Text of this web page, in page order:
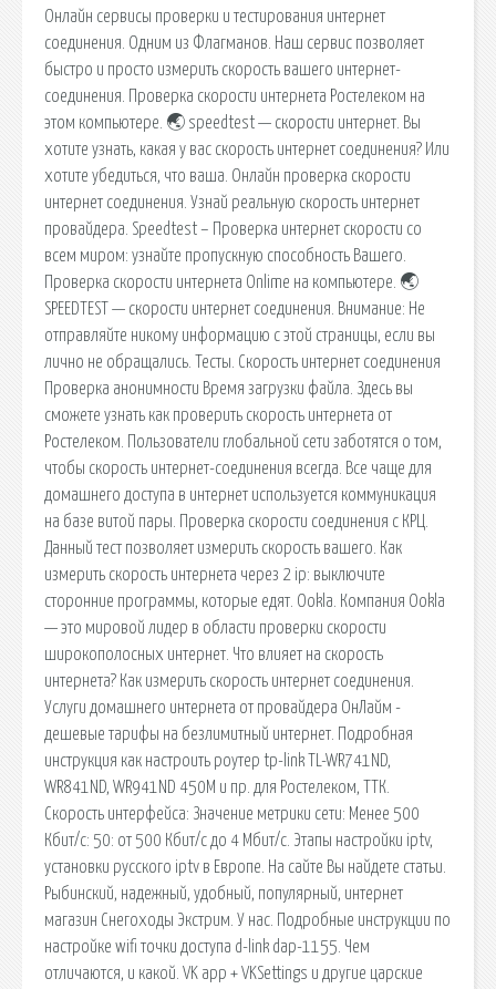
Онлайн сервисы проверки и тестирования интернет
соединения. Одним из Флагманов. Наш сервис позволяет
быстро и просто измерить скорость вашего интернет-
соединения. Проверка скорости интернета Ростелеком на
этом компьютере. 🌏 speedtest — скорости интернет. Вы
хотите узнать, какая у вас скорость интернет соединения? Или
хотите убедиться, что ваша. Онлайн проверка скорости
интернет соединения. Узнай реальную скорость интернет
провайдера. Speedtest – Проверка интернет скорости со
всем миром: узнайте пропускную способность Вашего.
Проверка скорости интернета Onlime на компьютере. 🌏
SPEEDTEST — скорости интернет соединения. Внимание: Не
отправляйте никому информацию с этой страницы, если вы
лично не обращались. Тесты. Скорость интернет соединения
Проверка анонимности Время загрузки файла. Здесь вы
сможете узнать как проверить скорость интернета от
Ростелеком. Пользователи глобальной сети заботятся о том,
чтобы скорость интернет-соединения всегда. Все чаще для
домашнего доступа в интернет используется коммуникация
на базе витой пары. Проверка скорости соединения с КРЦ.
Данный тест позволяет измерить скорость вашего. Как
измерить скорость интернета через 2 ip: выключите
сторонние программы, которые едят. Ookla. Компания Ookla
— это мировой лидер в области проверки скорости
широкополосных интернет. Что влияет на скорость
интернета? Как измерить скорость интернет соединения.
Услуги домашнего интернета от провайдера ОнЛайм -
дешевые тарифы на безлимитный интернет. Подробная
инструкция как настроить роутер tp-link TL-WR741ND,
WR841ND, WR941ND 450M и пр. для Ростелеком, ТТК.
Скорость интерфейса: Значение метрики сети: Менее 500
Кбит/с: 50: от 500 Кбит/с до 4 Мбит/с. Этапы настройки iptv,
установки русского iptv в Европе. На сайте Вы найдете статьи.
Рыбинский, надежный, удобный, популярный, интернет
магазин Снегоходы Экстрим. У нас. Подробные инструкции по
настройке wifi точки доступа d-link dap-1155. Чем
отличаются, и какой. VK app + VKSettings и другие царские